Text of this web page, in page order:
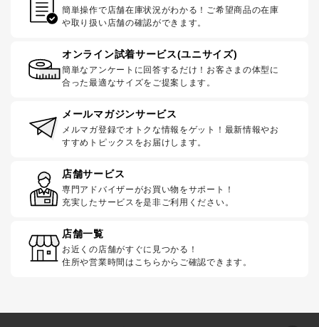
簡単操作で店舗在庫状況がわかる！ご希望商品の在庫
や取り扱い店舗の確認ができます。
オンライン試着サービス(ユニサイズ)
簡単なアンケートに回答するだけ！お客さまの体型に
合った最適なサイズをご提案します。
メールマガジンサービス
メルマガ登録でオトクな情報をゲット！最新情報やお
すすめトピックスをお届けします。
店舗サービス
専門アドバイザーがお買い物をサポート！
充実したサービスを是非ご利用ください。
店舗一覧
お近くの店舗がすぐに見つかる！
住所や営業時間はこちらからご確認できます。